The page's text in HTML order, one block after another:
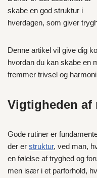
skabe en god struktur i
hverdagen, som giver
Denne artikel vil give dig
hvordan du kan skabe en
fremmer trivsel og
Vigtigheden af
Gode rutiner er
der er struktur, ved man,
en følelse af tryghed og
men især i et parforhold,